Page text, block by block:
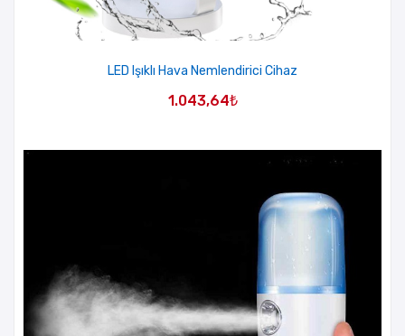
LED Işıklı Hava Nemlendirici Cihaz
1.043,64₺